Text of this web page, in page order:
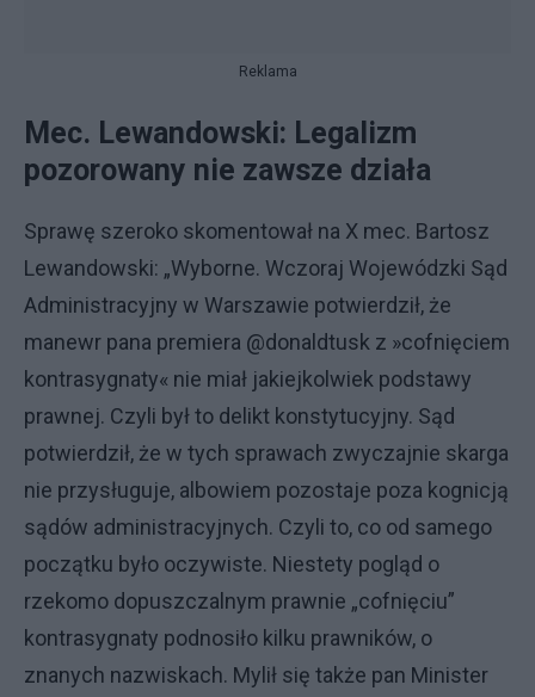
Reklama
Mec. Lewandowski: Legalizm
pozorowany nie zawsze działa
Sprawę szeroko skomentował na X mec. Bartosz
Lewandowski: „Wyborne. Wczoraj Wojewódzki Sąd
Administracyjny w Warszawie potwierdził, że
manewr pana premiera @donaldtusk z »cofnięciem
kontrasygnaty« nie miał jakiejkolwiek podstawy
prawnej. Czyli był to delikt konstytucyjny. Sąd
potwierdził, że w tych sprawach zwyczajnie skarga
nie przysługuje, albowiem pozostaje poza kognicją
sądów administracyjnych. Czyli to, co od samego
początku było oczywiste. Niestety pogląd o
rzekomo dopuszczalnym prawnie „cofnięciu”
kontrasygnaty podnosiło kilku prawników, o
znanych nazwiskach. Mylił się także pan Minister